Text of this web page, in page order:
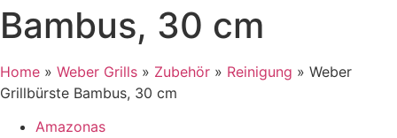
Bambus, 30 cm
Home » Weber Grills » Zubehör » Reinigung » Weber
Grillbürste Bambus, 30 cm
Amazonas